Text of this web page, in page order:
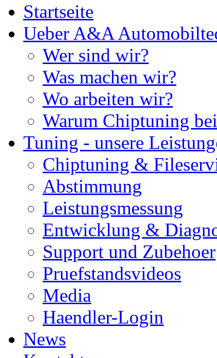
Startseite
Ueber A&A
Wer sind wir?
Was machen wir?
Wo arbeiten wir?
Warum Chiptuning
Tuning - unsere
Chiptuning &
Abstimmung
Leistungsmessung
Entwicklung &
Support und Zubehoer
Pruefstandsvideos
Media
Haendler-Login
News